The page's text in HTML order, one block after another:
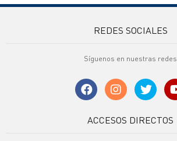
REDES SOCIALES
Síguenos en nuestras redes
ACCESOS DIRECTOS